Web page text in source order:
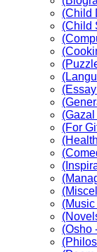
(Child
(Child
(For